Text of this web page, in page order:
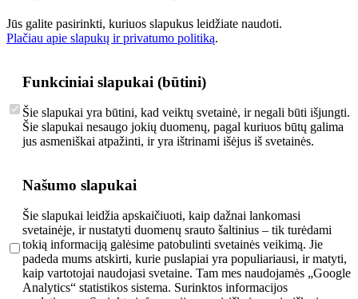
Jūs galite pasirinkti, kuriuos slapukus leidžiate naudoti.
Plačiau apie slapukų ir privatumo politiką.
Funkciniai slapukai (būtini)
Šie slapukai yra būtini, kad veiktų svetainė, ir negali būti išjungti.
Šie slapukai nesaugo jokių duomenų, pagal kuriuos būtų galima
jus asmeniškai atpažinti, ir yra ištrinami išėjus iš svetainės.
Našumo slapukai
Šie slapukai leidžia apskaičiuoti, kaip dažnai lankomasi
svetainėje, ir nustatyti duomenų srauto šaltinius – tik turėdami
tokią informaciją galėsime patobulinti svetainės veikimą. Jie
padeda mums atskirti, kurie puslapiai yra populiariausi, ir matyti,
kaip vartotojai naudojasi svetaine. Tam mes naudojamės „Google
Analytics“ statistikos sistema. Surinktos informacijos